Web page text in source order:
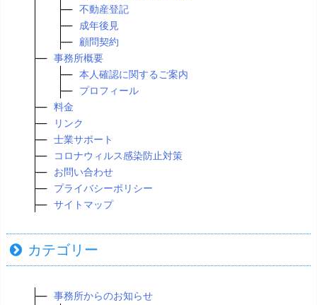
不動産登記
成年後見
顧問契約
事務所概要
本人確認に関するご案内
プロフィール
料金
リンク
士業サポート
コロナウィルス感染防止対策
お問い合わせ
プライバシーポリシー
サイトマップ
カテゴリー
事務所からのお知らせ